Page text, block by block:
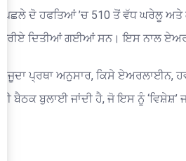
ਪਿਛਲੇ ਦੋ ਹਫਤਿਆਂ ’ਚ 510 ਤੋਂ ਵੱਧ ਘਰੇਲੂ
ਜ਼ਰੀਏ ਦਿਤੀਆਂ ਗਈਆਂ ਸਨ। ਇਸ ਨਾਲ
ਮੌਜੂਦਾ ਪ੍ਰਥਾ ਅਨੁਸਾਰ, ਕਿਸੇ ਏਅਰਲਾਈਨ,
ਦੀ ਬੈਠਕ ਬੁਲਾਈ ਜਾਂਦੀ ਹੈ, ਜੋ ਇਸ ਨੂੰ